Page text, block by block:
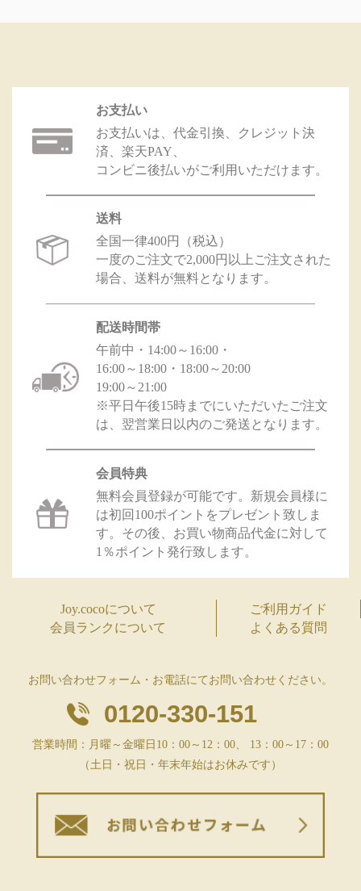
お支払い
お支払いは、代金引換、クレジット決
済、楽天PAY、
コンビニ後払いがご利用いただけます。
送料
全国一律400円（税込）
一度のご注文で2,000円以上ご注文された
場合、送料が無料となります。
配送時間帯
午前中・14:00～16:00・
16:00～18:00・18:00～20:00
19:00～21:00
※平日午後15時までにいただいたご注文
は、翌営業日以内のご発送となります。
会員特典
無料会員登録が可能です。新規会員様に
は初回100ポイントをプレゼント致しま
す。その後、お買い物商品代金に対して
1％ポイント発行致します。
Joy.cocoについて
ご利用ガイド
会員ランクについて
よくある質問
お問い合わせフォーム・お電話にてお問い合わせください。
0120-330-151
営業時間：月曜～金曜日10：00～12：00、 13：00～17：00
（土日・祝日・年末年始はお休みです）